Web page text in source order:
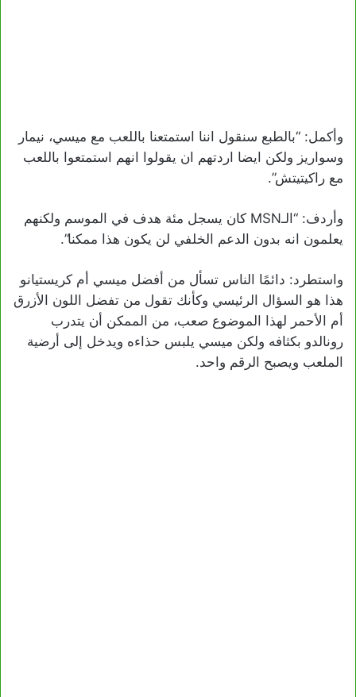
وأكمل: “بالطبع سنقول اننا استمتعنا باللعب مع ميسي، نيمار
وسواريز ولكن ايضا اردتهم ان يقولوا انهم استمتعوا باللعب
مع راكيتيتش”.
وأردف: “الـMSN كان يسجل مئة هدف في الموسم ولكنهم
يعلمون انه بدون الدعم الخلفي لن يكون هذا ممكنا”.
واستطرد: دائمًا الناس تسأل من أفضل ميسي أم كريستيانو
هذا هو السؤال الرئيسي وكأنك تقول من تفضل اللون الأزرق
أم الأحمر لهذا الموضوع صعب، من الممكن أن يتدرب
رونالدو بكثافه ولكن ميسي يلبس حذاءه ويدخل إلى أرضية
الملعب ويصبح الرقم واحد.